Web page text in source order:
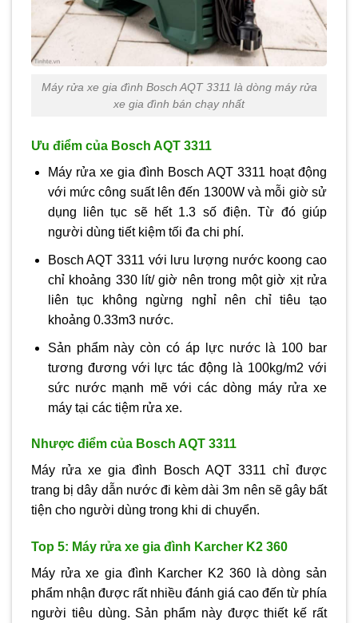
Máy rửa xe gia đình Bosch AQT 3311 là dòng máy rửa
xe gia đình bán chạy nhất
Ưu điểm của Bosch AQT 3311
Máy rửa xe gia đình Bosch AQT 3311 hoạt động
với mức công suất lên đến 1300W và mỗi giờ sử
dụng liên tục sẽ hết 1.3 số điện. Từ đó giúp
người dùng tiết kiệm tối đa chi phí.
Bosch AQT 3311 với lưu lượng nước koong cao
chỉ khoảng 330 lít/ giờ nên trong một giờ xịt rửa
liên tục không ngừng nghỉ nên chỉ tiêu tạo
khoảng 0.33m3 nước.
Sản phẩm này còn có áp lực nước là 100 bar
tương đương với lực tác động là 100kg/m2 với
sức nước mạnh mẽ với các dòng máy rửa xe
máy tại các tiệm rửa xe.
Nhược điểm của Bosch AQT 3311
Máy rửa xe gia đình Bosch AQT 3311 chỉ được
trang bị dây dẫn nước đi kèm dài 3m nên sẽ gây bất
tiện cho người dùng trong khi di chuyển.
Top 5: Máy rửa xe gia đình Karcher K2 360
Máy rửa xe gia đình Karcher K2 360 là dòng sản
phẩm nhận được rất nhiều đánh giá cao đến từ phía
người tiêu dùng. Sản phẩm này được thiết kế rất